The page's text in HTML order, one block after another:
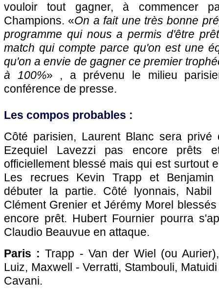
vouloir tout gagner, à commencer
Champions. «On a fait une très bonne
programme qui nous a permis d'être
match qui compte parce qu'on est une
qu'on a envie de gagner ce premier
à 100%» , a prévenu le milieu
conférence de presse.
Les compos probables :
Côté parisien, Laurent Blanc sera
Ezequiel Lavezzi pas encore prêts
officiellement blessé mais qui est surtout
Les recrues Kevin Trapp et Benjamin
débuter la partie. Côté lyonnais, Nabil
Clément Grenier et Jérémy Morel
encore prêt. Hubert Fournier pourra
Claudio Beauvue en attaque.
Paris :Trapp - Van der Wiel (ou
Luiz, Maxwell - Verratti, Stambouli,
Cavani.